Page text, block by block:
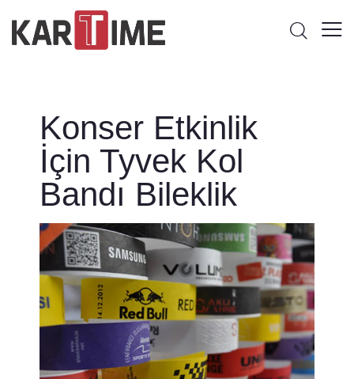
Konser Etkinlik
İçin Tyvek Kol
Bandı Bileklik